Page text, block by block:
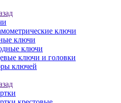
ключи
ключи
ключи
ключи и головки
ключей